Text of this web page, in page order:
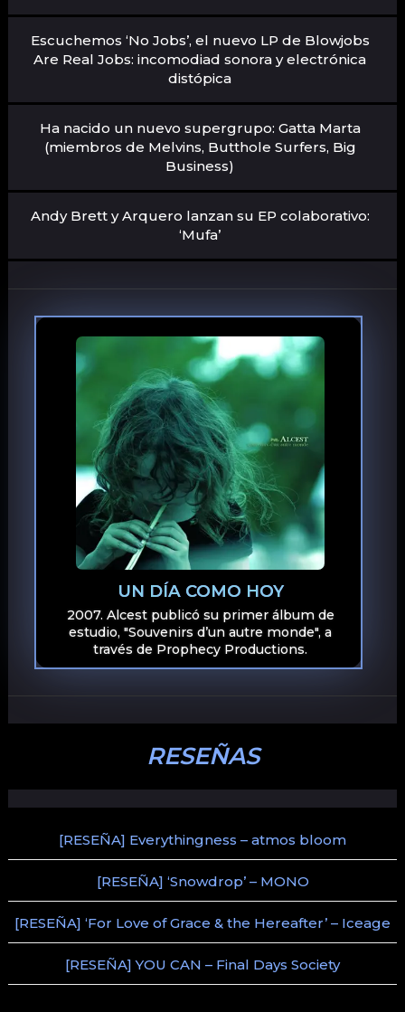
Escuchemos ‘No Jobs’, el nuevo LP de Blowjobs
Are Real Jobs: incomodiad sonora y electrónica
distópica
Ha nacido un nuevo supergrupo: Gatta Marta
(miembros de Melvins, Butthole Surfers, Big
Business)
Andy Brett y Arquero lanzan su EP colaborativo:
‘Mufa’
UN DÍA COMO HOY
2007. Alcest publicó su primer álbum de
estudio, "Souvenirs d’un autre monde", a
través de Prophecy Productions.
RESEÑAS
[RESEÑA] Everythingness – atmos bloom
[RESEÑA] ‘Snowdrop’ – MONO
[RESEÑA] ‘For Love of Grace & the Hereafter’ – Iceage
[RESEÑA] YOU CAN – Final Days Society